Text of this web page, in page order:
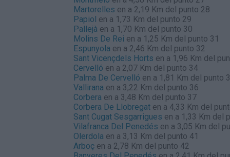
Martorelles en a 2,19 Km del punto 28
Papiol en a 1,73 Km del punto 29
Pallejà en a 1,70 Km del punto 30
Molins De Rei en a 1,25 Km del punto 31
Espunyola en a 2,46 Km del punto 32
Sant Vicençdels Horts en a 1,96 Km del
Cervelló en a 2,07 Km del punto 34
Palma De Cervelló en a 1,81 Km del punto
Vallirana en a 3,22 Km del punto 36
Corbera en a 3,48 Km del punto 37
Corbera De Llobregat en a 4,33 Km del
Sant Cugat Sesgarrigues en a 1,33 Km del
Vilafranca Del Penedés en a 3,05 Km del
Olerdola en a 3,13 Km del punto 41
Arboç en a 2,78 Km del punto 42